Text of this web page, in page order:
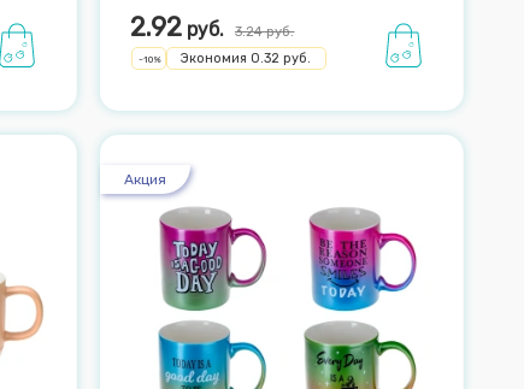
2.92 руб. 3.24руб.
-10% Экономия 0.32 руб.
Акция